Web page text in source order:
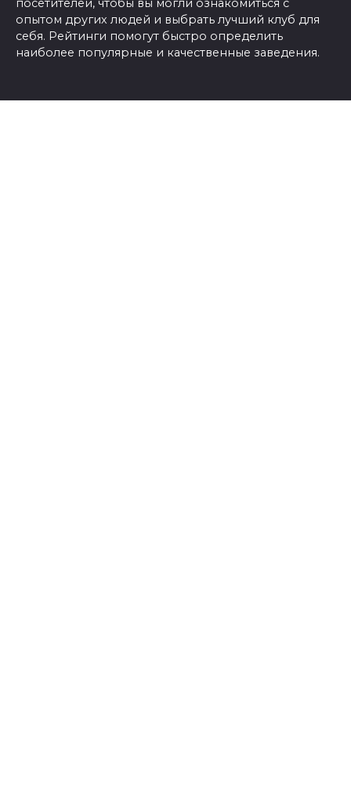
посетителей, чтобы вы могли ознакомиться с
опытом других людей и выбрать лучший клуб для
себя. Рейтинги помогут быстро определить
наиболее популярные и качественные заведения.